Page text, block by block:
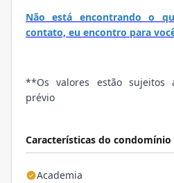
Características do
Academia
Não está encontrando o
contato, eu encontro para
**Os valores estão sujeitos
prévio